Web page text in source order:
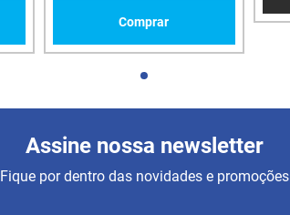
Comprar
Assine nossa newsletter
Fique por dentro das novidades e promoções